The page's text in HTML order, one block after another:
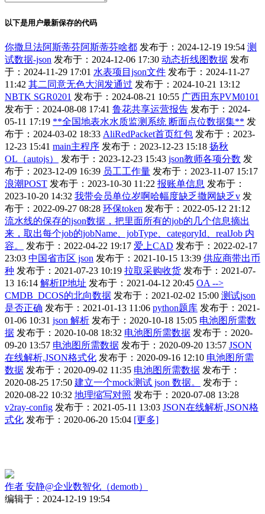
以下是用户最新保存的代码
你撒旦法阿斯蒂芬阿斯蒂芬啥都 发布于：2024-12-19 19:54 测
试数据-json 发布于：2024-12-06 17:30 动态折线图数据 发布
于：2024-11-29 17:01 水表项目json文件 发布于：2024-11-27
11:42 其二同意无色大润发通过 发布于：2024-10-21 13:12
NBTK SGR0201 发布于：2024-08-21 10:55 广西田东PVM0101
发布于：2024-08-08 17:41 鲁花共享运营报告 发布于：2024-
05-11 17:19 **全国地表水水质监测系统 断面点位数据集** 发
布于：2024-03-02 18:33 AliRedPacket首页红包 发布于：2023-
12-23 15:41 main主程序 发布于：2023-12-23 15:18 扬秋
OL（autojs）
发布于：2023-12-23 15:43 json教师各项分数 发
布于：2023-12-09 16:39 员工工作量 发布于：2023-11-07 15:17
浪潮POST 发布于：2023-10-30 11:22 报账单信息 发布于：
2023-10-20 14:32 我带会员单位岁啊哈幅度缺乏撒网缺乏v 发
布于：2022-09-27 08:28 环保token 发布于：2022-05-12 21:12
流水线的保存的json数据，把里面所有的job的几个信息摘出
来，取出每个job的jobName、jobType、categoryId、realJob 内
容。
发布于：2022-04-22 19:17 爱上CAD 发布于：2022-02-17
23:03 中国省市区 json 发布于：2021-10-15 13:39 供应商带出币
种 发布于：2021-07-23 10:19 拉取采购收货 发布于：2021-07-
13 16:14 解析IP地址 发布于：2021-04-12 20:45 OA -->
CMDB_DCOS的北向数据 发布于：2021-02-02 15:00 测试json
是否正确 发布于：2021-01-13 11:06 python题库 发布于：2021-
01-06 10:31 json 解析 发布于：2020-10-18 15:05 电池图所需数
据 发布于：2020-10-08 18:32 电池图所需数据 发布于：2020-
09-20 13:57 电池图所需数据 发布于：2020-09-20 13:57 JSON
在线解析,JSON格式化 发布于：2020-09-16 12:10 电池图所需
数据 发布于：2020-09-02 11:35 电池图所需数据 发布于：
2020-08-25 17:50 建立一个mock测试 json 数据。
发布于：
2020-08-22 10:32 地理缩写对照 发布于：2020-07-08 13:28
v2ray-config 发布于：2021-05-11 13:03 JSON在线解析,JSON格
式化 发布于：2020-06-20 15:04 [更多]
作者 安静@企业数智化（demotb）
编辑于：2024-12-19 19:54